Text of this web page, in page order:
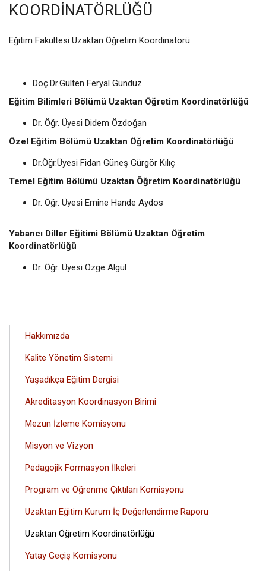
KOORDINATÖRLÜĞÜ
Eğitim Fakültesi Uzaktan Öğretim Koordinatörü
Doç.Dr.Gülten Feryal Gündüz
Eğitim Bilimleri Bölümü Uzaktan Öğretim Koordinatörlüğü
Dr. Öğr. Üyesi Didem Özdoğan
Özel Eğitim Bölümü Uzaktan Öğretim Koordinatörlüğü
Dr.Öğr.Üyesi Fidan Güneş Gürgör Kılıç
Temel Eğitim Bölümü Uzaktan Öğretim Koordinatörlüğü
Dr. Öğr. Üyesi Emine Hande Aydos
Yabancı Diller Eğitimi Bölümü Uzaktan Öğretim
Koordinatörlüğü
Dr. Öğr. Üyesi Özge Algül
ANA
MENÜSÜ
Hakkımızda
Kalite Yönetim Sistemi
Yaşadıkça Eğitim Dergisi
Akreditasyon Koordinasyon Birimi
Mezun İzleme Komisyonu
Misyon ve Vizyon
Pedagojik Formasyon İlkeleri
Program ve Öğrenme Çıktıları Komisyonu
Uzaktan Eğitim Kurum İç Değerlendirme Raporu
Uzaktan Öğretim Koordinatörlüğü
Yatay Geçiş Komisyonu